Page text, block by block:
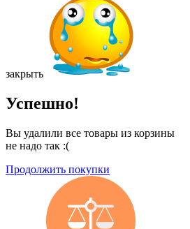
закрыть
Успешно!
Вы удалили все товары из корзины
не надо так :(
Продолжить покупки